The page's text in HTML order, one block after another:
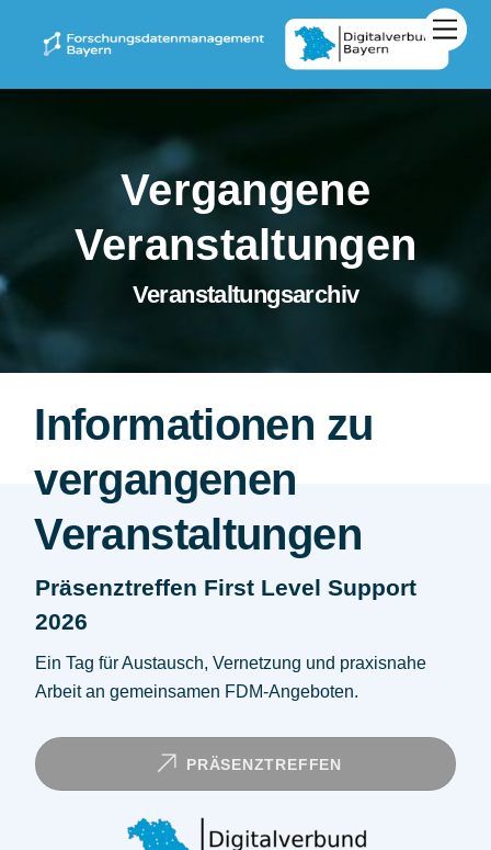
Vergangene
Veranstaltungen
Veranstaltungsarchiv
Informationen zu
vergangenen
Veranstaltungen
Präsenztreffen First Level Support
2026
Ein Tag für Austausch, Vernetzung und praxisnahe
Arbeit an gemeinsamen FDM-Angeboten.
PRÄSENZTREFFEN